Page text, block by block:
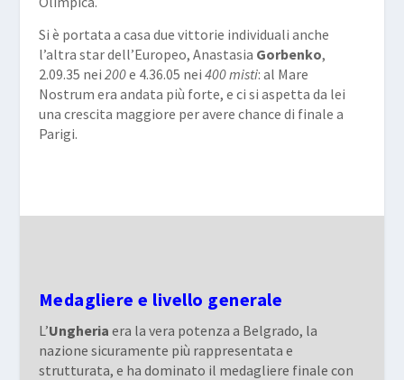
Si è portata a casa due vittorie individuali anche
l’altra star dell’Europeo, Anastasia Gorbenko,
2.09.35 nei 200e 4.36.05 nei 400misti: al Mare
Nostrum era andata più forte, e ci si aspetta da lei
una crescita maggiore per avere chance di finale a
Parigi.
Medagliere e livello generale
L’Ungheria era la vera potenza a Belgrado, la
nazione sicuramente più rappresentata e
strutturata, e ha dominato il medagliere finale con